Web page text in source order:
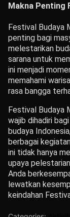
Makna Penting
Festival Budaya
penting bagi
melestarikan
sarana untuk
ini menjadi
memahami
rasa bangga
Festival Budaya
wajib dihadiri
budaya
berbagai
ini tidak hanya
upaya
Anda
lewatkan
keindahan